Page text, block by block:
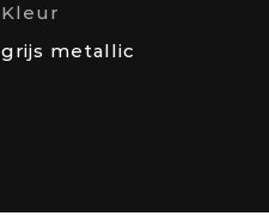
Kleur
grijs metallic